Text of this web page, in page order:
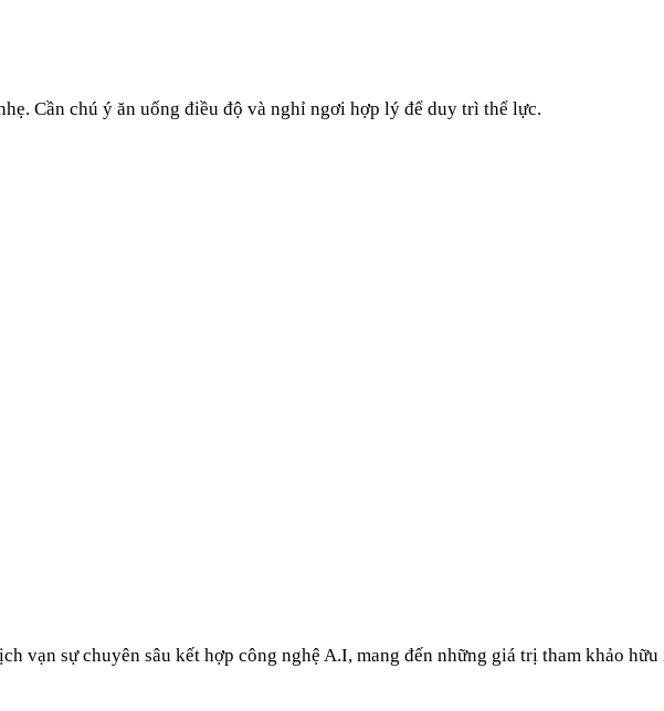
Cần chú ý ăn uống điều độ và nghỉ ngơi hợp lý để duy trì thể lực.
vạn sự chuyên sâu kết hợp công nghệ A.I, mang đến những giá trị tham khảo